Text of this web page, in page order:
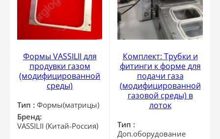
Формы VASSILII для
продувки газом
(модифицированной
среды)
Тип : Формы(матрицы)
Бренд:
VASSILII (Китай-Россия)
Комплект: Трубки и
фитинги к форме для
подачи газа
(модифицированной
газовой среды) в
лоток
Тип :
Доп.оборудование